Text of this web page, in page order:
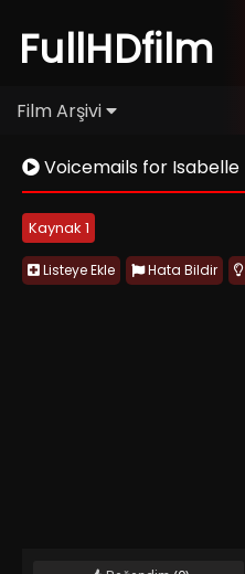
FullHDfilm
Film Arşivi
Voicemails for Isabelle
Kaynak 1
Listeye Ekle Hata Bildir